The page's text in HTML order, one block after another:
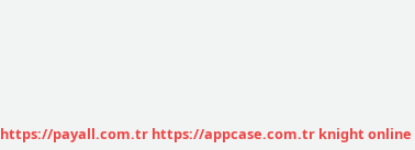
https://payall.com.tr https://appcase.com.tr knight online